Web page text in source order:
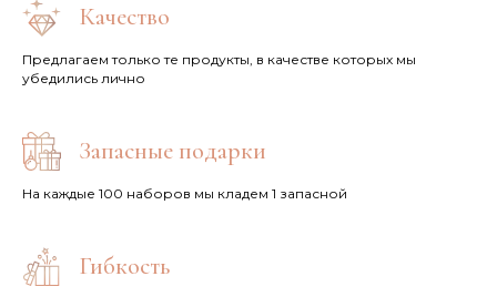
Качество
Предлагаем только те продукты, в качестве которых мы
убедились лично
Запасные подарки
На каждые 100 наборов мы кладем 1 запасной
Гибкость